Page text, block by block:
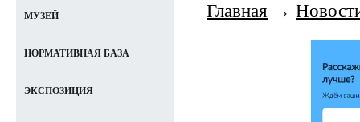
Главная
МУЗЕЙ
НОРМАТИВНАЯ БАЗА
ЭКСПОЗИЦИЯ